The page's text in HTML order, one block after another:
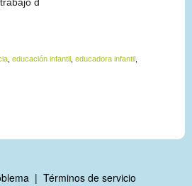
educación infantil educadora infantil
| Términos de servicio